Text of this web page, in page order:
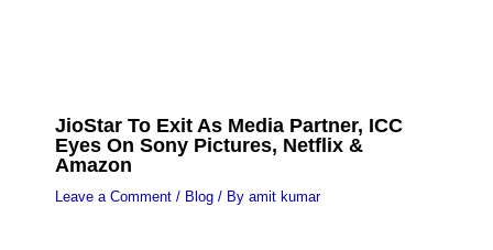
JioStar To Exit As Media Partner, ICC
Eyes On Sony Pictures, Netflix &
Amazon
Leave a Comment / Blog/ By amit kumar